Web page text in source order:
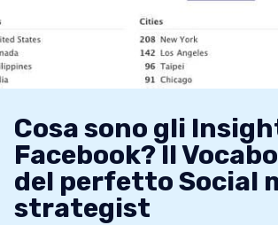
Cosa sono gli
Facebook? Il
del perfetto Social
strategist